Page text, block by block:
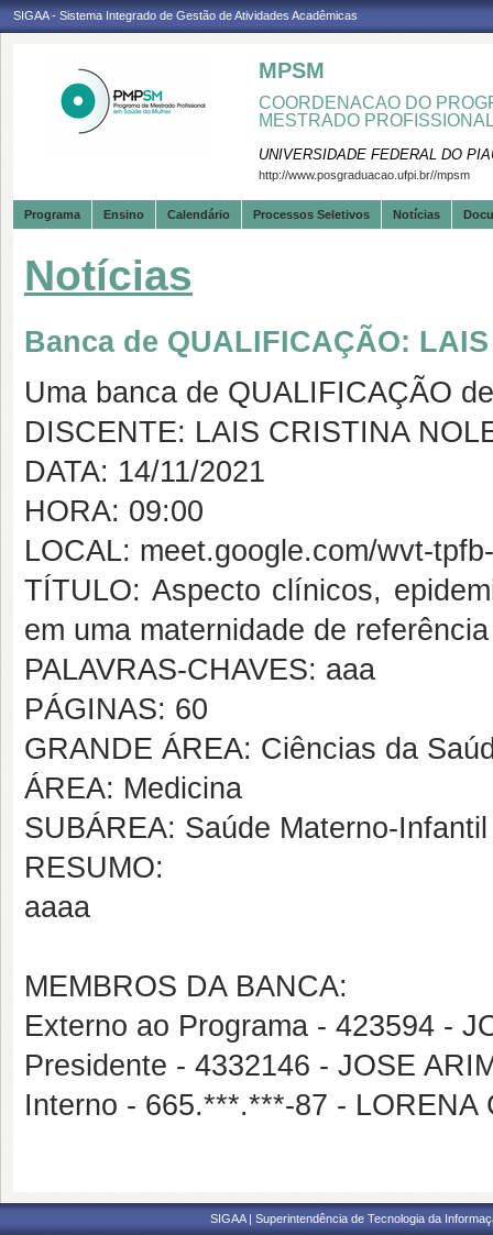
SIGAA - Sistema Integrado de Gestão de Atividades Acadêmicas
MPSM
COORDENACAO DO
MESTRADO
UNIVERSIDADE FEDERAL DO
http://www.posgraduacao.ufpi.br//mpsm
Programa Ensino Calendário Processos Seletivos Notícias
Notícias
Banca de QUALIFICAÇÃO:
Uma banca de QUALIFICAÇÃO
DISCENTE: LAIS CRISTINA
DATA: 14/11/2021
HORA: 09:00
LOCAL: meet.google.com/wvt-
TÍTULO: Aspecto clínicos,
em uma maternidade de
PALAVRAS-CHAVES: aaa
PÁGINAS: 60
GRANDE ÁREA: Ciências da
ÁREA: Medicina
SUBÁREA: Saúde Materno-Infantil
RESUMO:
aaaa
MEMBROS DA BANCA:
Externo ao Programa - 423594 -
Presidente - 4332146 - JOSE
Interno - 665.***.***-87 -
SIGAA | Superintendência de Tecnologia da